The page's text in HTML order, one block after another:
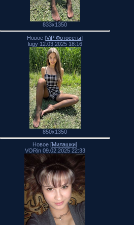
833x1350
Новое [ViP Фотосеты]
lugy 12.03.2025 18:16
850x1350
Новое [Милашки]
VORin 09.02.2025 22:33